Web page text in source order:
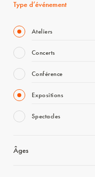
Type d’événement
Ateliers
Concerts
Conférence
Expositions
Spectacles
Âges